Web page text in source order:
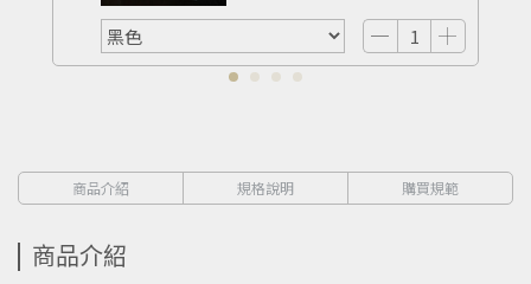
商品介紹 規格說明 購買規範
商品介紹